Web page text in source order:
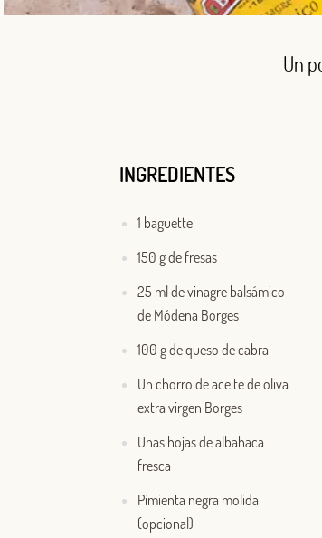
Un
INGREDIENTES
1 baguette
150 g de fresas
25 ml de vinagre balsámico
de Módena Borges
100 g de queso de cabra
Un chorro de aceite de oliva
extra virgen Borges
Unas hojas de albahaca
fresca
Pimienta negra molida
(opcional)